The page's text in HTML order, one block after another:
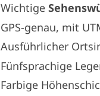
Wichtige
GPS-genau, mit
Ausführlicher
Fünfsprachige
Farbige